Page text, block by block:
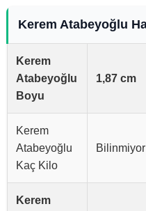
Kerem Atabeyoğlu
Kerem
Atabeyoğlu
Boyu
1,87 cm
Kerem
Atabeyoğlu
Kaç Kilo
Bilinmiyor
Kerem